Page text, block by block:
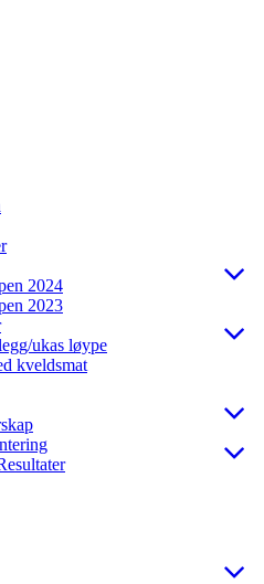
2024
2023
ukas løype
kveldsmat